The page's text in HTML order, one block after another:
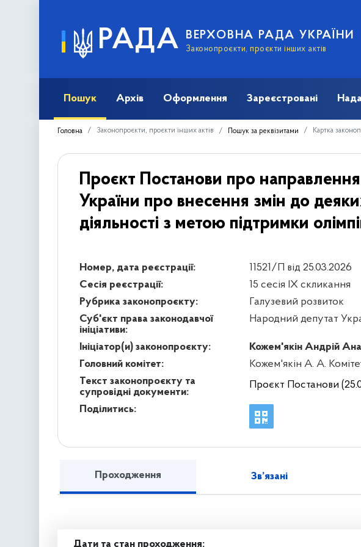
РАДА ВЕРХОВНА РАДА УКРАЇНИ
Законопроєкти, проєкти інших актів
Пошук Архів Оформлення Зареєстровані
Головна Законопроєкти, проєкти інших актів Пошук за реквізитами Картка
Проєкт Постанови про
України про внесення змін до
діяльності з метою підтримки
Номер, дата реєстрації:
11521/П від 25.03.2026
Сесія реєстрації:
15 сесія IX скликання
Рубрика законопроєкту:
Галузевий розвиток
Суб'єкт права законодавчої
ініціативи:
Народний депутат
Ініціатор(и) законопроєкту:
Кожем'якін Андрій
Головний комітет:
Кожем'якін А. А.
Текст законопроєкту та
супровідні документи:
Проєкт Постанови
Поділитись:
Проходження Зв’язані
Дати та стан проходження: